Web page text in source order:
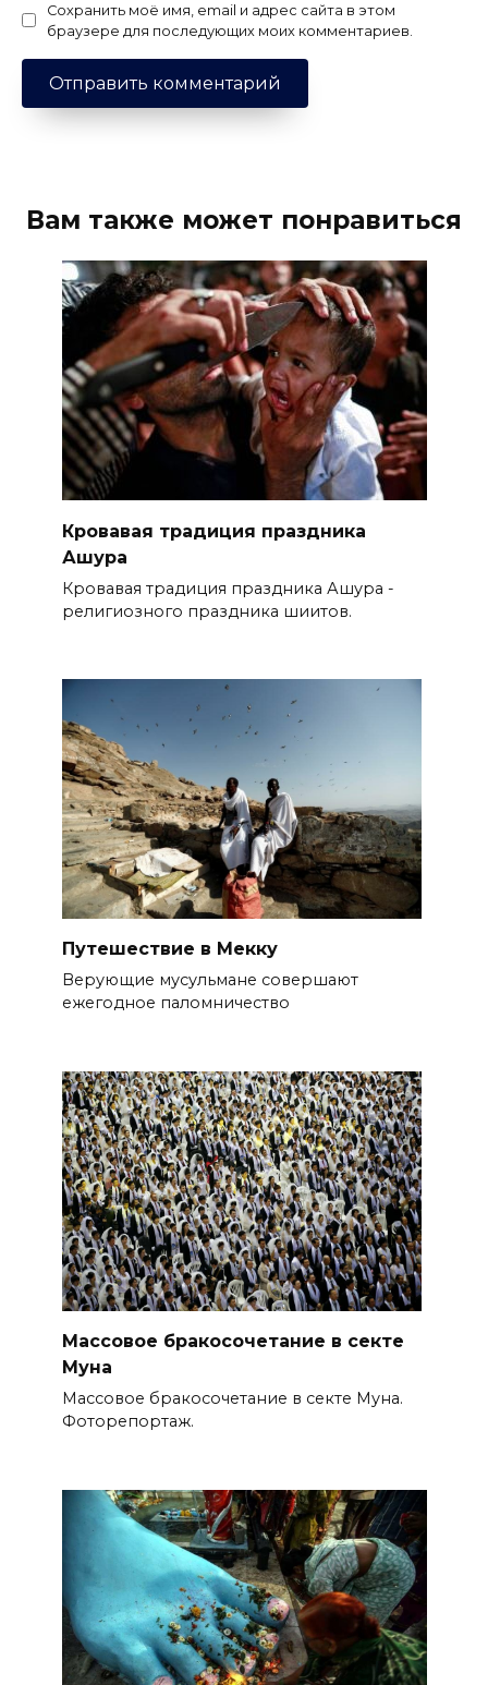
Сохранить моё имя, email и адрес сайта в этом
браузере для последующих моих комментариев.
Вам также может понравиться
Кровавая традиция праздника
Ашура
Кровавая традиция праздника Ашура -
религиозного праздника шиитов.
Путешествие в Мекку
Верующие мусульмане совершают
ежегодное паломничество
Массовое бракосочетание в секте
Муна
Массовое бракосочетание в секте Муна.
Фоторепортаж.